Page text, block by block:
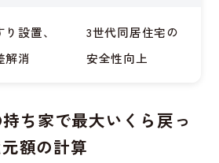
り設置、
解消
3世代同居住宅の
安全性向上
ち家で最大いくら戻っ
額の計算